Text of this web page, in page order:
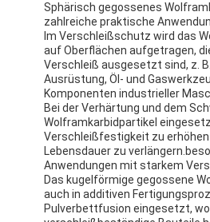
Sphärisch gegossenes
zahlreiche praktische
Im Verschleißschutz wird das
auf Oberflächen aufgetragen,
Verschleiß ausgesetzt sind, z.
Ausrüstung, Öl- und
Komponenten industrieller
Bei der Verhärtung und dem
Wolframkarbidpartikel
Verschleißfestigkeit zu erhöhen
Lebensdauer zu
Anwendungen mit starkem
Das kugelförmige gegossene
auch in additiven
Pulverbettfusion eingesetzt,